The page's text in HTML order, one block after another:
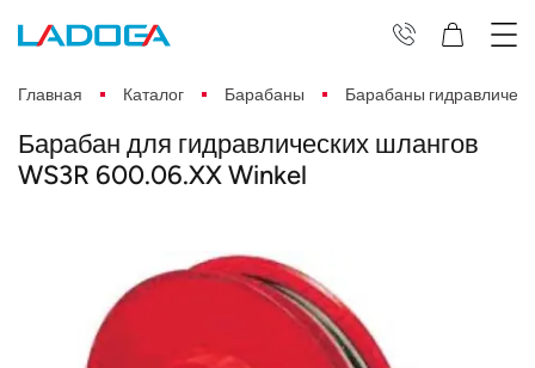
Главная Каталог Барабаны Барабаны
Барабан для гидравлических шлангов
WS3R 600.06.XX Winkel